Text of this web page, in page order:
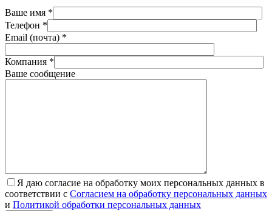
Ваше имя *
Телефон *
Email (почта) *
Компания *
Ваше сообщение
Я даю согласие на обработку моих персональных данных в
соответствии с Согласием на обработку персональных данных
и Политикой обработки персональных данных